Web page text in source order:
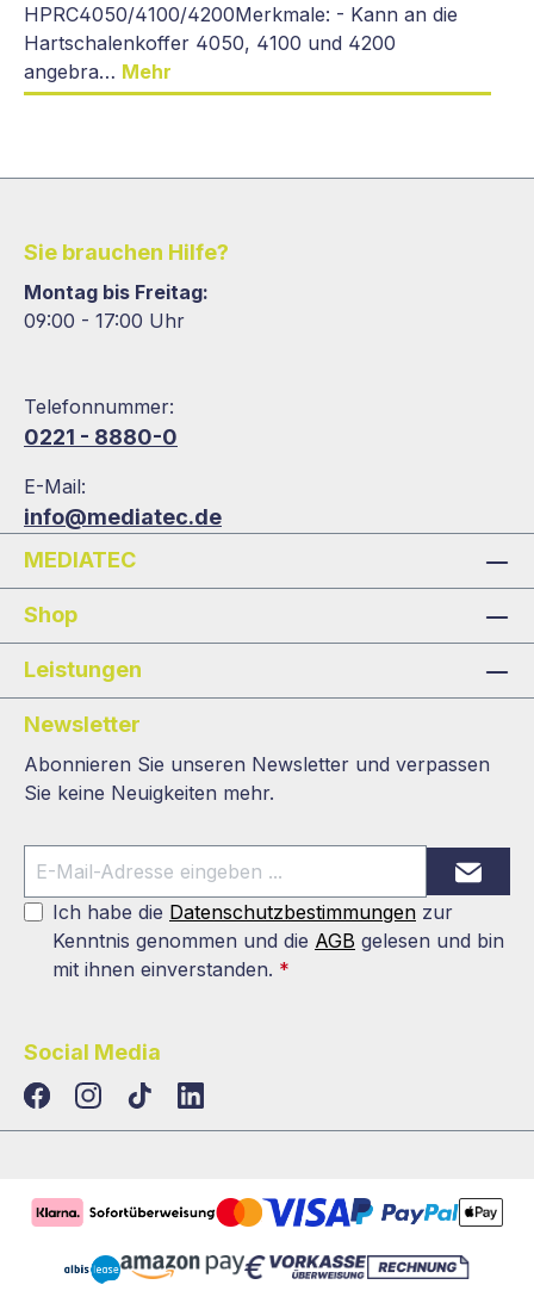
HPRC4050/4100/4200Merkmale: - Kann an die
Hartschalenkoffer 4050, 4100 und 4200
angebra… Mehr
Sie brauchen Hilfe?
Montag bis Freitag:
09:00 - 17:00 Uhr
Telefonnummer:
0221 - 8880-0
E-Mail:
info@mediatec.de
MEDIATEC
Shop
Leistungen
Newsletter
Abonnieren Sie unseren Newsletter und verpassen
Sie keine Neuigkeiten mehr.
Ich habe die Datenschutzbestimmungen zur
Kenntnis genommen und die AGB gelesen und bin
mit ihnen einverstanden. *
Social Media
TikTokLinkedIn